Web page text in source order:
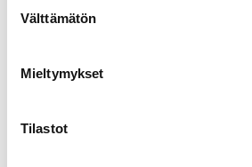
valinta
Välttämätön
Mieltymykset
Tilastot
läpi.
etelään sijaitsee Vehoniemen
punamultalukko, Suomen